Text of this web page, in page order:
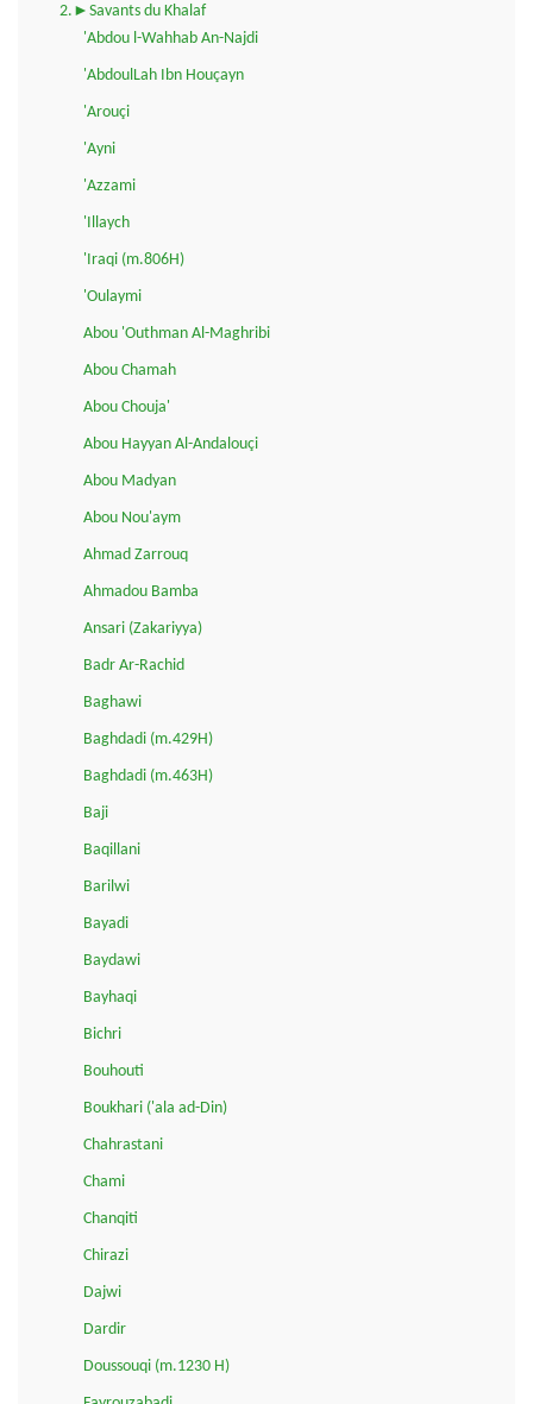
2.►Savants du Khalaf
'Abdou l-Wahhab An-Najdi
'AbdoulLah Ibn Houçayn
'Arouçi
'Ayni
'Azzami
'Illaych
'Iraqi (m.806H)
'Oulaymi
Abou 'Outhman Al-Maghribi
Abou Chamah
Abou Chouja'
Abou Hayyan Al-Andalouçi
Abou Madyan
Abou Nou'aym
Ahmad Zarrouq
Ahmadou Bamba
Ansari (Zakariyya)
Badr Ar-Rachid
Baghawi
Baghdadi (m.429H)
Baghdadi (m.463H)
Baji
Baqillani
Barilwi
Bayadi
Baydawi
Bayhaqi
Bichri
Bouhouti
Boukhari ('ala ad-Din)
Chahrastani
Chami
Chanqiti
Chirazi
Dajwi
Dardir
Doussouqi (m.1230 H)